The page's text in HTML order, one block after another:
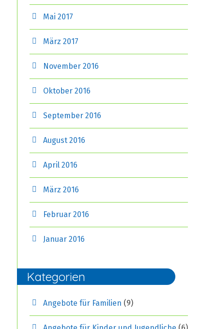
Mai 2017
März 2017
November 2016
Oktober 2016
September 2016
August 2016
April 2016
März 2016
Februar 2016
Januar 2016
Kategorien
Angebote für Familien (9)